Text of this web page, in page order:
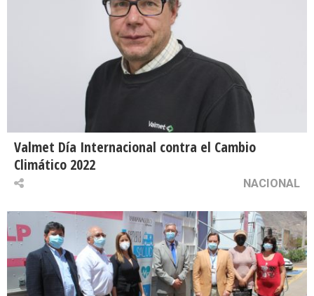
Valmet Día Internacional contra el Cambio
Climático 2022
NACIONAL